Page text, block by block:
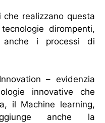
realizzano questa
dirompenti,
i processi di
– evidenzia
innovative che
il Machine learning,
anche la